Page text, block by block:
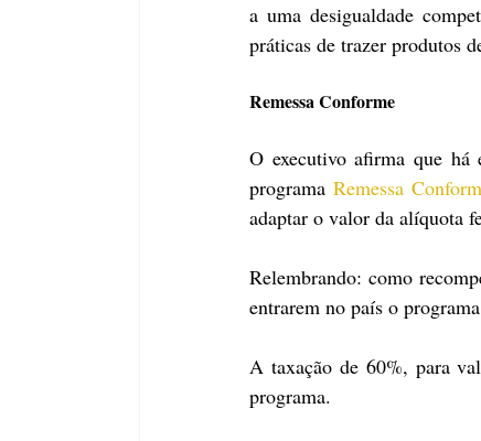
a uma desigualdade
práticas de trazer produtos
Remessa Conforme
O executivo afirma que há
programa Remessa
adaptar o valor da alíquota
Relembrando: como
entrarem no país o
A taxação de 60%, para
programa.